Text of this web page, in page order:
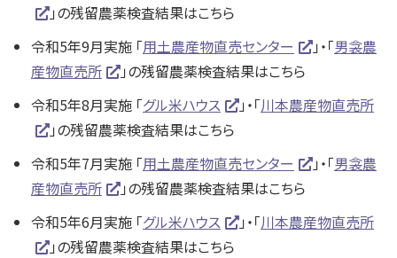
」の残留農薬検査結果はこちら
令和5年9月実施 「用土農産物直売センター 」・「男衾農
産物直売所
」の残留農薬検査結果はこちら
令和5年8月実施 「グル米ハウス 」・「川本農産物直売所
」の残留農薬検査結果はこちら
令和5年7月実施 「用土農産物直売センター 」・「男衾農
産物直売所
」の残留農薬検査結果はこちら
令和5年6月実施 「グル米ハウス 」・「川本農産物直売所
」の残留農薬検査結果はこちら